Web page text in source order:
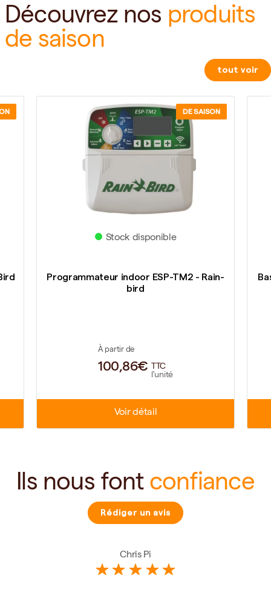
Découvrez nos produits
de saison
tout voir
DE SAISON
Stock disponible
Programmateur indoor ESP-TM2 - Rain-
bird
À partir de
100,86€
TTC
l'unité
Voir détail
Ils nous font confiance
Rédiger un avis
Chris Pi